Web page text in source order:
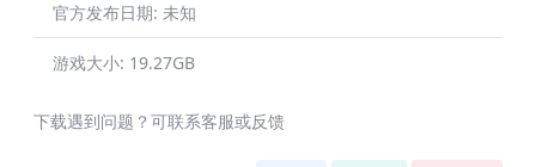
官方发布日期: 未知
游戏大小: 19.27GB
下载遇到问题？可联系客服或反馈